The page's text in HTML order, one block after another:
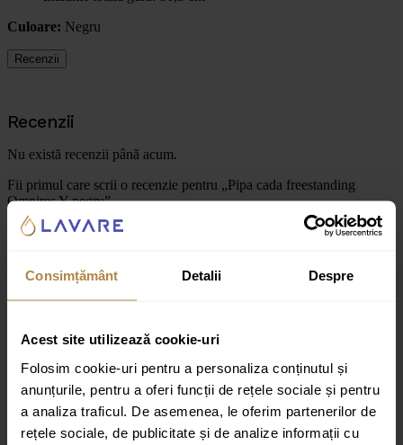
Consimțământ Detalii Despre
Acest site utilizează cookie-uri
Folosim cookie-uri pentru a personaliza conținutul și
anunțurile, pentru a oferi funcții de rețele sociale și pentru
a analiza traficul. De asemenea, le oferim partenerilor de
rețele sociale, de publicitate și de analize informații cu
Culoare: Negru
Recenzii
Recenzii
Nu există recenzii până acum.
Fii primul care scrii o recenzie pentru „Pipa cada freestanding
Omnires Y negru”
Adresa ta de email nu va fi publicată.
Câmpurile obligatorii sunt
Evaluarea ta